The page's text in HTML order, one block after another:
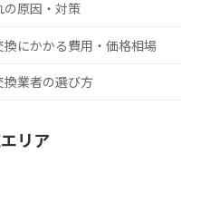
の原因・対策
換にかかる費用・価格相場
換業者の選び方
リア